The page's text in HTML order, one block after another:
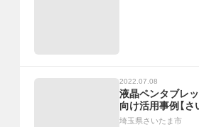
2022.07.08
液晶ペンタブレ
向け活用事例【さ
埼玉県さいたま市